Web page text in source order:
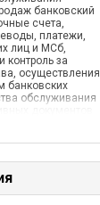
банковский
счета,
платежи,
лиц и МСб,
контроль за
осуществления
банковских
обслуживания
знаков